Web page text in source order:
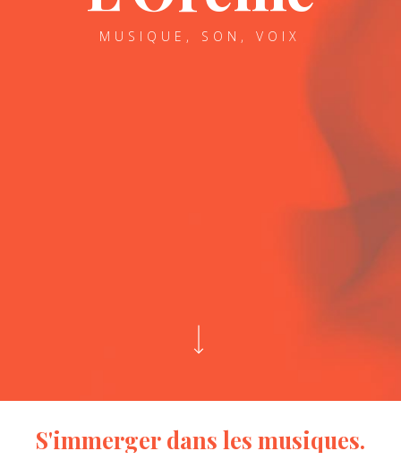
MUSIQUE, SON, VOIX
S'immerger dans les musiques.